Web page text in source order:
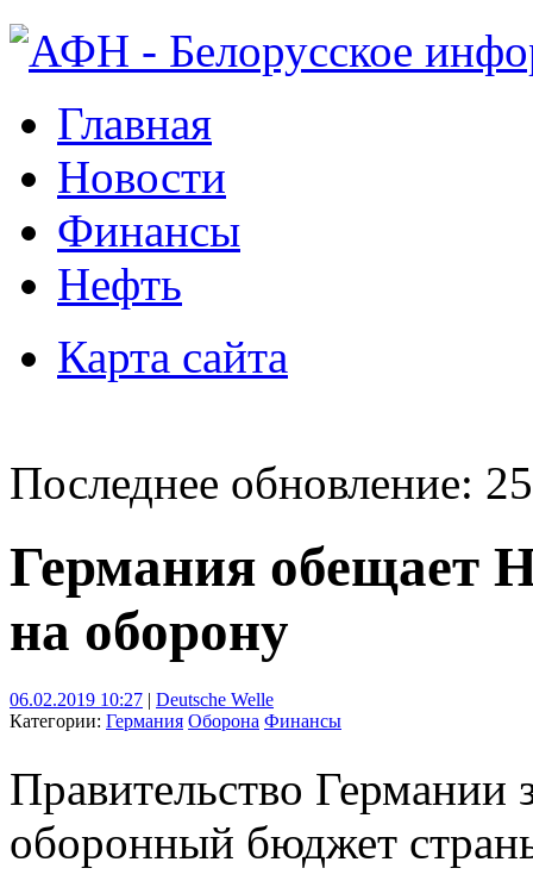
Главная
Новости
Финансы
Нефть
Карта сайта
Последнее обновление:
Германия обещает
на оборону
06.02.2019 10:27 | Deutsche Welle
Категории: Германия Оборона Финансы
Правительство
оборонный бюджет